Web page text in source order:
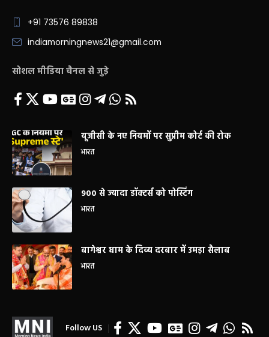
+91 73576 89838
indiamorningnews21@gmail.com
सोशल मीडिया चैनल से जुड़े
यूजीसी के नए नियमों पर सुप्रीम कोर्ट की रोक
भारत
900 से ज्यादा डॉक्टर्स को पोस्टिंग
भारत
बागेश्वर धाम के दिव्य दरबार में उमड़ा सैलाब
भारत
Follow US